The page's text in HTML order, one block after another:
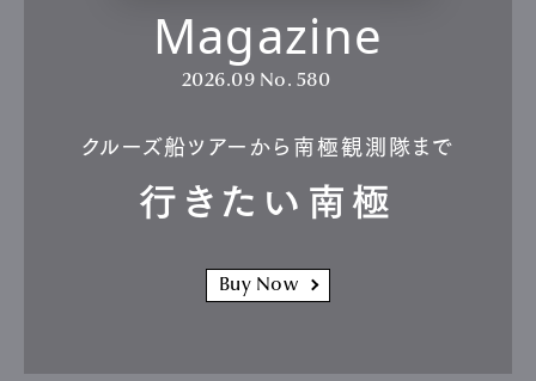
Magazine
2026.09 No. 580
クルーズ船ツアーから南極観測隊まで
行きたい南極
Buy Now